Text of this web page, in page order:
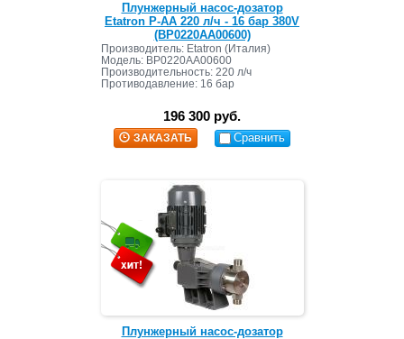
Плунжерный насос-дозатор
Etatron P-AA 220 л/ч - 16 бар 380V
(BP0220AA00600)
Производитель: Etatron (Италия)
Модель: BP0220AA00600
Производительность: 220 л/ч
Противодавление: 16 бар
196 300 руб.
ЗАКАЗАТЬ Сравнить
Плунжерный насос-дозатор